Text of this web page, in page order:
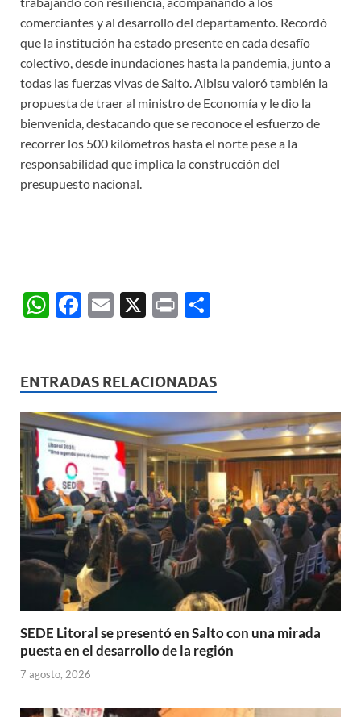
comerciantes y al desarrollo del departamento. Recordó
que la institución ha estado presente en cada desafío
colectivo, desde inundaciones hasta la pandemia, junto a
todas las fuerzas vivas de Salto. Albisu valoró también la
propuesta de traer al ministro de Economía y le dio la
bienvenida, destacando que se reconoce el esfuerzo de
recorrer los 500 kilómetros hasta el norte pese a la
responsabilidad que implica la construcción del
presupuesto nacional.
W
s
A
p
p
F
b
o
o
k
E
X
P
p
ar
ti
r
ENTRADAS RELACIONADAS
SEDE Litoral se presentó en Salto con una mirada
puesta en el desarrollo de la región
7 agosto, 2026